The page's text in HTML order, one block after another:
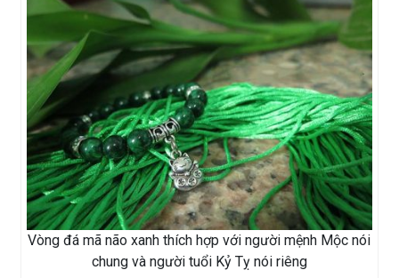
Vòng đá mã não xanh thích hợp với người mệnh Mộc nói
chung và người tuổi Kỷ Tỵ nói riêng